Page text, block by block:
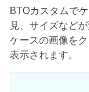
BTOカスタムで
見、サイズなどが
ケースの画像を
表示されます。